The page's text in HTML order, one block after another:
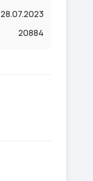
28.07.2023
20884